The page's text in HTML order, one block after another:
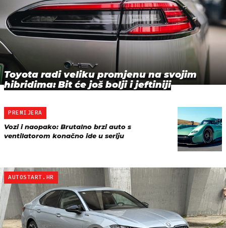
Toyota radi veliku promjenu na svojim
hibridima: Bit će još bolji i jeftiniji
PREMIJERA
Vozi i naopako: Brutalno brzi auto s
ventilatorom konačno ide u seriju
AUTOSTART.HR